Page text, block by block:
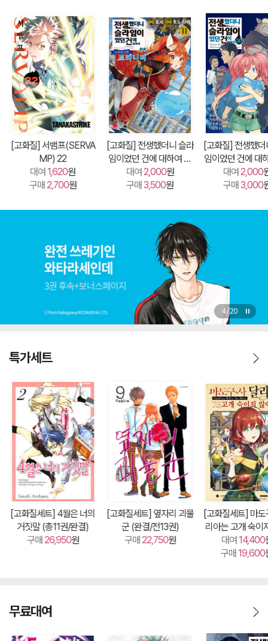
[고화질] 서뱀프(SERVA
MP) 22
대여1,620원
구매 2,700원
[고화질] 전생했더니 슬라
임이었던 건에 대하여 이
문 11
대여 2,000원
구매3,500원
[고화질] 전생했더
임이었던 건에 대
믹스) 30
대여 2,000
구매3,000
5/20
특가세트
[고화질세트] 4월은 너의
거짓말 (총11권/완결)
구매 26,950원
[고화질세트] 옆자리 괴물
군 (완결/전13권)
구매 22,750원
[고화질세트] 마도
리아는 고개 숙이
(총8권/미완
대여14,400
구매19,600
무료대여